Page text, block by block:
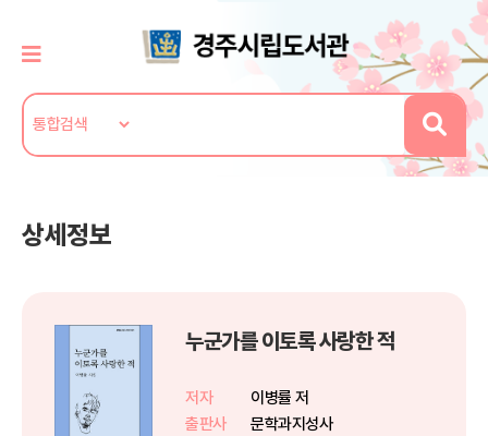
상세정보
누군가를 이토록 사랑한 적
저자
이병률 저
출판사
문학과지성사